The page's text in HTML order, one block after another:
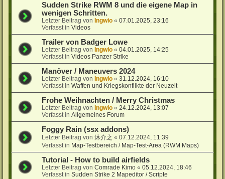
Sudden Strike RWM 8 und die eigene Map in
wenigen Schritten.
Letzter Beitrag vonIngwio «07.01.2025, 23:16
Verfasst inVideos
Trailer von Badger Lowe
Letzter Beitrag vonIngwio «04.01.2025, 14:25
Verfasst inVideos Panzer Strike
Manöver / Maneuvers 2024
Letzter Beitrag vonIngwio «31.12.2024, 16:10
Verfasst inWaffen und Kriegskonflikte der Neuzeit
Frohe Weihnachten / Merry Christmas
Letzter Beitrag vonIngwio «24.12.2024, 13:07
Verfasst inAllgemeines Forum
Foggy Rain (ssx addons)
Letzter Beitrag von沐介之 «07.12.2024, 11:39
Verfasst in Map-Testbereich / Map-Test-Area (RWM Maps)
Tutorial - How to build airfields
Letzter Beitrag vonComrade Kimo «05.12.2024, 18:46
Verfasst inSudden Strike 2 Mapeditor / Scripte